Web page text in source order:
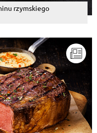
rzymskiego